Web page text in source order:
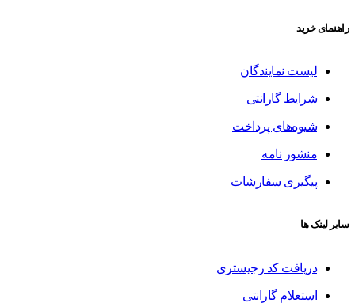
راهنمای خرید
لیست نمایندگان
شرایط گارانتی
شیوه‌های پرداخت
منشور نامه
پیگیری سفارشات
سایر لینک ها
دریافت کد رجیستری
استعلام گارانتی